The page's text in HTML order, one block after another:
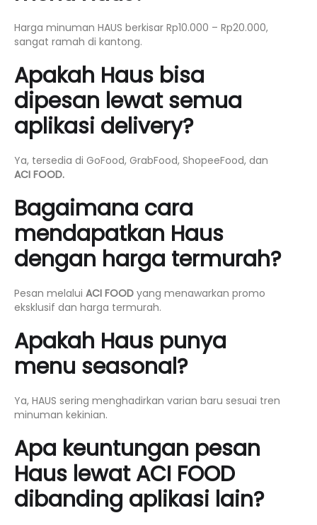
Harga minuman HAUS berkisar Rp10.000 – Rp20.000,
sangat ramah di kantong.
Apakah Haus bisa
dipesan lewat semua
aplikasi delivery?
Ya, tersedia di GoFood, GrabFood, ShopeeFood, dan
ACI FOOD.
Bagaimana cara
mendapatkan Haus
dengan harga termurah?
Pesan melalui ACI FOOD yang menawarkan promo
eksklusif dan harga termurah.
Apakah Haus punya
menu seasonal?
Ya, HAUS sering menghadirkan varian baru sesuai tren
minuman kekinian.
Apa keuntungan pesan
Haus lewat ACI FOOD
dibanding aplikasi lain?